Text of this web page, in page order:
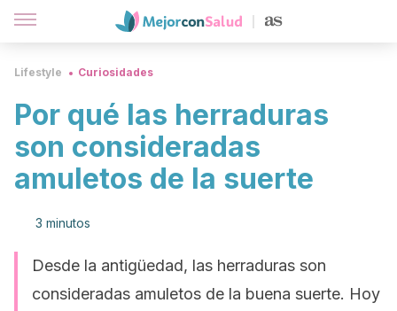
Lifestyle Curiosidades
Por qué las herraduras
son consideradas
amuletos de la suerte
3 minutos
Desde la antigüedad, las herraduras son
consideradas amuletos de la buena suerte. Hoy